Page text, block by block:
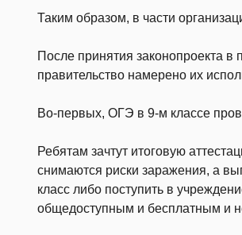
Таким образом, в части
После принятия законопроекта в
правительство намерено их
Во-первых, ОГЭ в 9-м классе
Ребятам зачтут итоговую
снимаются риски заражения, а
класс либо поступить в
общедоступным и бесплатным и